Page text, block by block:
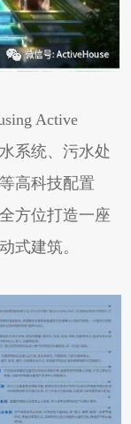
Active
系统、污水处
高科技配置
方位打造一座
式建筑。